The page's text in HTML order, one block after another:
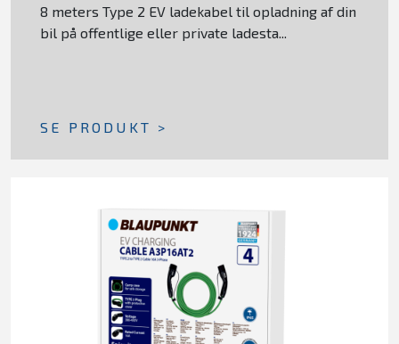
8 meters Type 2 EV ladekabel til opladning af din
bil på offentlige eller private ladesta...
SE PRODUKT >